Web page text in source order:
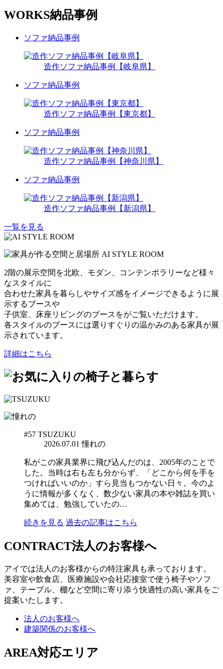
WORKS納品事例
ソファ納品事例
造作ソファ納品事例【岐阜県】
ソファ納品事例
造作ソファ納品事例【東京都】
ソファ納品事例
造作ソファ納品事例【神奈川県】
ソファ納品事例
造作ソファ納品事例【新潟県】
一覧を見る
2階の展示空間を北欧、モダン、コンテンポラリーなど様々
なスタイルに
合わせた家具を暮らしやサイズ感をイメージできるように展
示するブースや
子供室、床座リビングのブースをがご覧いただけます。
各スタイルのブースには選りすぐりの温かみのある家具が展
示されています。
詳細はこちら
#57 TSUZUKU
2026.07.01 憧れの
私がこの家具業界に飛び込んだのは、2005年のことで
した。当時は右も左も分からず、「どこから何を手を
つければいいのか」すら見当もつかない日々。今のよ
うに情報が多くなく、数少ない家具の本や雑誌を買い
集めては、勉強していたの…
続きを見る 過去の記事はこちら
CONTRACT法人のお客様へ
アイでは法人のお客様からの特注家具も承っております。
美容室や飲食店、医療施設や会社応接室で使う椅子やソフ
ァ、テーブル、棚など空間に寄り添う快適性の高い家具をご
提案いたします。
法人のお客様へ
建築関係のお客様へ
AREA対応エリア